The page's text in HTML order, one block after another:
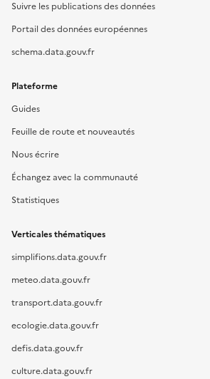
Suivre les publications des données
Portail des données européennes
schema.data.gouv.fr
Plateforme
Guides
Feuille de route et nouveautés
Nous écrire
Échangez avec la communauté
Statistiques
Verticales thématiques
simplifions.data.gouv.fr
meteo.data.gouv.fr
transport.data.gouv.fr
ecologie.data.gouv.fr
defis.data.gouv.fr
culture.data.gouv.fr